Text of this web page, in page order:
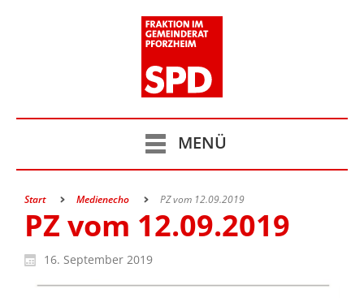
MENÜ
Start Medienecho PZ vom 12.09.2019
PZ vom 12.09.2019
16. September 2019